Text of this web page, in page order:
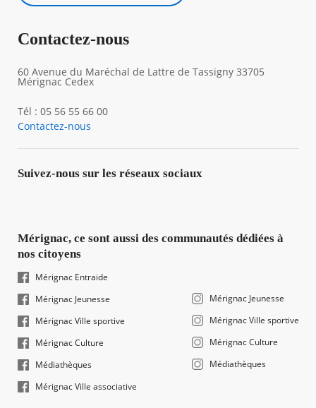
Contactez-nous
60 Avenue du Maréchal de Lattre de Tassigny 33705
Mérignac Cedex
Tél : 05 56 55 66 00
Contactez-nous
Suivez-nous sur les réseaux sociaux
Mérignac, ce sont aussi des communautés dédiées à
nos citoyens
Mérignac Entraide
Mérignac Jeunesse
Mérignac Ville sportive
Mérignac Culture
Médiathèques
Mérignac Ville associative
Mérignac Jeunesse
Mérignac Ville sportive
Mérignac Culture
Médiathèques